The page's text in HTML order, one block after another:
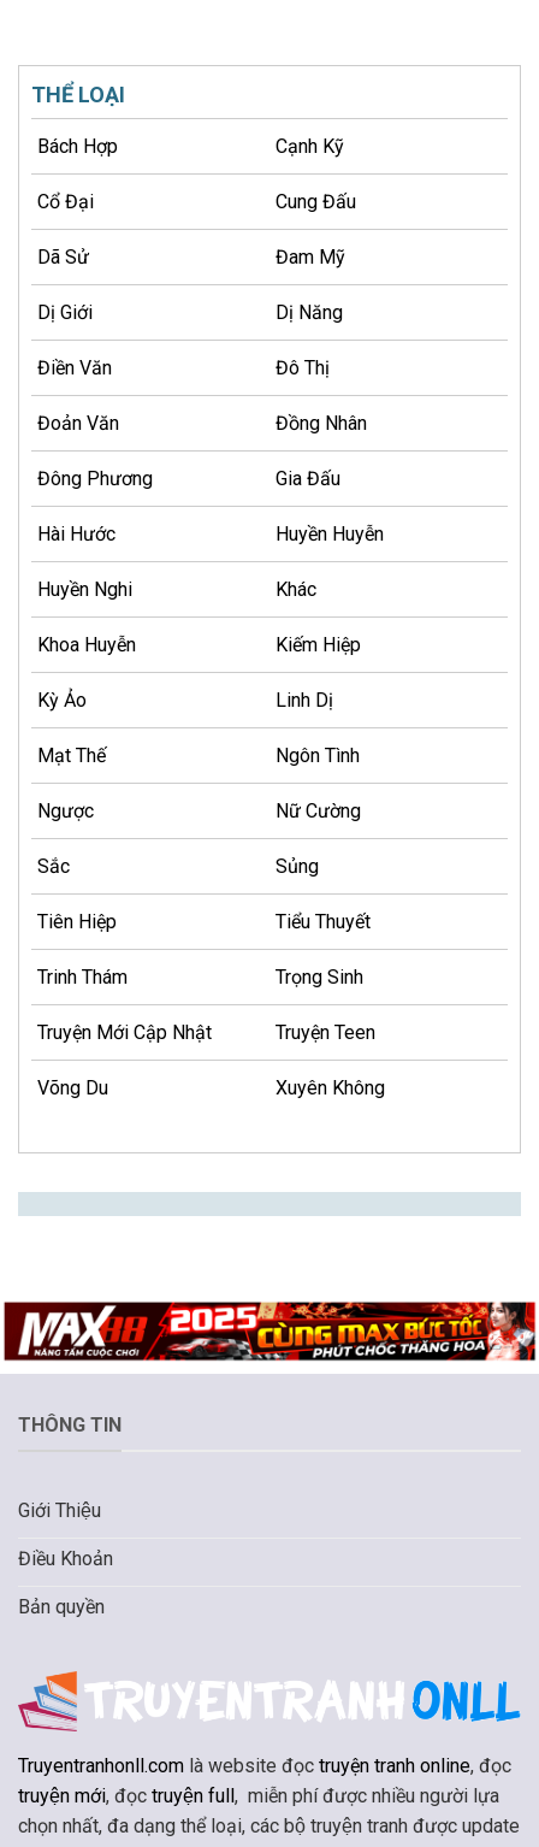
THỂ LOẠI
Bách Hợp Cạnh Kỹ
Cổ Đại Cung Đấu
Dã Sử Đam Mỹ
Dị Giới Dị Năng
Điền Văn Đô Thị
Đoản Văn Đồng Nhân
Đông Phương Gia Đấu
Hài Hước Huyền Huyễn
Huyền Nghi Khác
Khoa Huyễn Kiếm Hiệp
Kỳ Ảo Linh Dị
Mạt Thế Ngôn Tình
Ngược Nữ Cường
Sắc Sủng
Tiên Hiệp Tiểu Thuyết
Trinh Thám Trọng Sinh
Truyện Mới Cập Nhật Truyện Teen
Võng Du Xuyên Không
THÔNG TIN
Giới Thiệu
Điều Khoản
Bản quyền
Truyentranhonll.com là website đọc truyện tranh online, đọc
truyện mới, đọc truyện full, miễn phí được nhiều người lựa
chọn nhất, đa dạng thể loại, các bộ truyện tranh được update